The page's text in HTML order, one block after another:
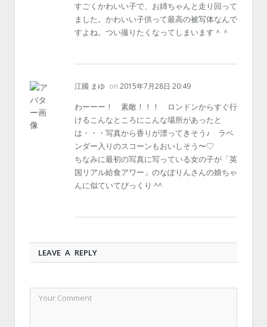
すごくかわいい子で、お姉ちゃんと走り回って
ました。かわいい子供って最高の被写体なんで
すよね。つい撮りたくなってしまいます＾＾
江國 まゆ on 2015年7月28日 20:49
わーーー！ 素敵！！！ ロンドンからすぐ行
けるこんなところにこんな場所があったと
は・・・写真から香りが漂ってきそう♪ ラベ
ンダー入りのスコーンもおいしそう〜♡
ちなみに最初の写真に写っている女の子が「英
国リアル給食アワー」のなぽりんさんの娘ちゃ
んに似ていてびっくり ^^
LEAVE A REPLY